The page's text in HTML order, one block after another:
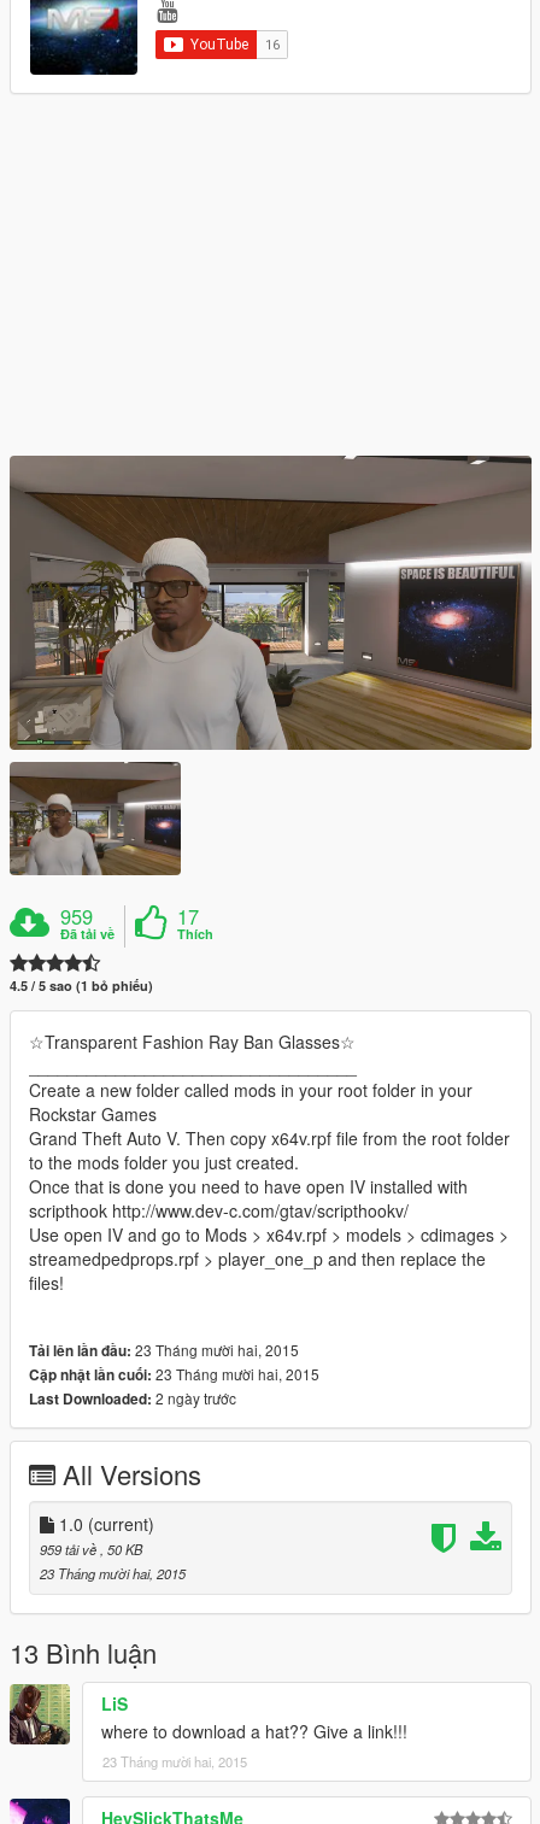
959
Đã tải về
17
Thích
4.5 / 5 sao (1 bỏ phiếu)
☆Transparent Fashion Ray Ban Glasses☆
Create a new folder called mods in your root folder in your
Rockstar Games
Grand Theft Auto V. Then copy x64v.rpf file from the root folder
to the mods folder you just created.
Once that is done you need to have open IV installed with
scripthook http://www.dev-c.com/gtav/scripthookv/
Use open IV and go to Mods > x64v.rpf > models > cdimages >
streamedpedprops.rpf > player_one_p and then replace the
files!
Tải lên lần đầu: 23 Tháng mười hai, 2015
Cập nhật lần cuối: 23 Tháng mười hai, 2015
Last Downloaded: 2 ngày trước
All Versions
1.0 (current)
959 tải về , 50 KB
23 Tháng mười hai, 2015
13 Bình luận
LiS
where to download a hat?? Give a link!!!
23 Tháng mười hai, 2015
HeySlickThatsMe